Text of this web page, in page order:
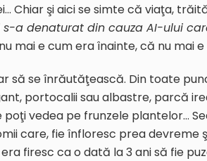
Chiar şi aici se simte că viaţa,
a denaturat din cauza AI-ului
mai e cum era înainte, că nu mai
să se înrăutăţească. Din toate
portocalii sau albastre, parcă
vedea pe frunzele plantelor…
care, fie înfloresc prea devreme
firesc ca o dată la 3 ani să fie